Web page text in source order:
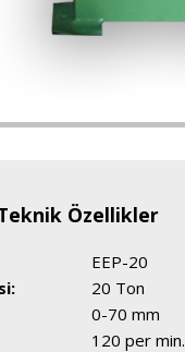
Teknik Özellikler
EEP-20
20 Ton
0-70 mm
120 per min.